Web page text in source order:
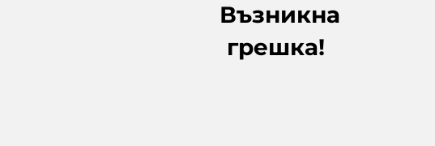
Възникна
грешка!